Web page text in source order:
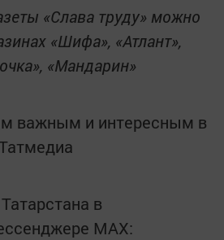
«Слава труду» можно
«Шифа», «Атлант»,
«Мандарин»
важным и интересным в
в
MАХ: